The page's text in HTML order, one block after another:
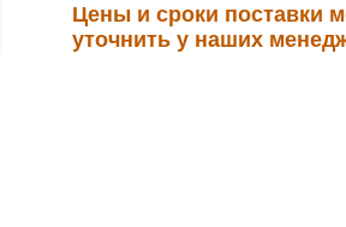
Цены и сроки поставки
уточнить у наших